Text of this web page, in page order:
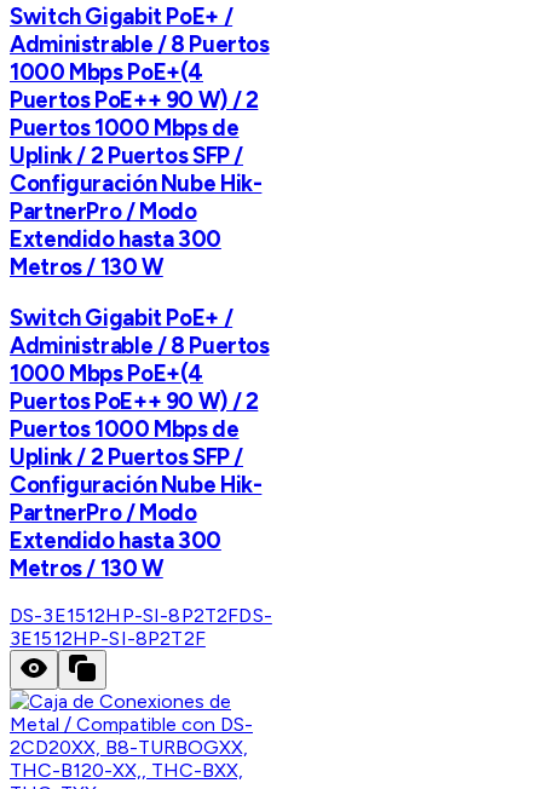
Switch Gigabit PoE+ /
Administrable / 8 Puertos
1000 Mbps PoE+(4
Puertos PoE++ 90 W) / 2
Puertos 1000 Mbps de
Uplink / 2 Puertos SFP /
Configuración Nube Hik-
PartnerPro / Modo
Extendido hasta 300
Metros / 130 W
Switch Gigabit PoE+ /
Administrable / 8 Puertos
1000 Mbps PoE+(4
Puertos PoE++ 90 W) / 2
Puertos 1000 Mbps de
Uplink / 2 Puertos SFP /
Configuración Nube Hik-
PartnerPro / Modo
Extendido hasta 300
Metros / 130 W
DS-3E1512HP-SI-8P2T2FDS-
3E1512HP-SI-8P2T2F